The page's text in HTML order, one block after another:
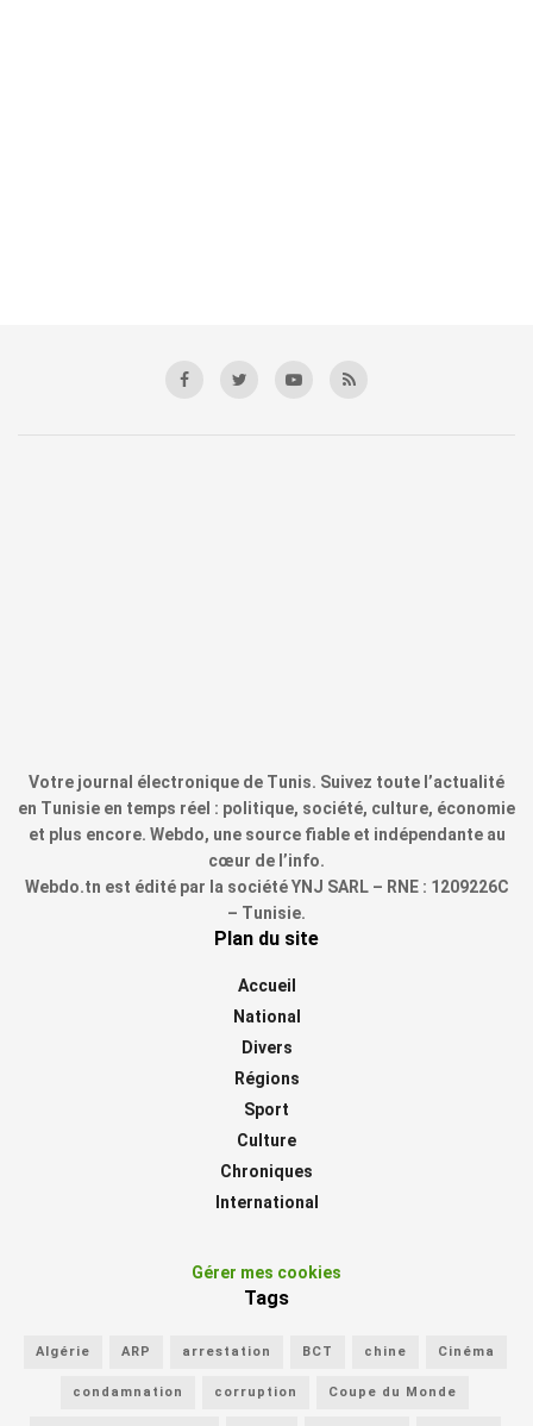
Votre journal électronique de Tunis. Suivez toute l’actualité
en Tunisie en temps réel : politique, société, culture, économie
et plus encore. Webdo, une source fiable et indépendante au
cœur de l’info.
Webdo.tn est édité par la société YNJ SARL – RNE : 1209226C
– Tunisie.
Plan du site
Accueil
National
Divers
Régions
Sport
Culture
Chroniques
International
Gérer mes cookies
Tags
Algérie ARP arrestation BCT chine Cinéma
condamnation corruption Coupe du Monde